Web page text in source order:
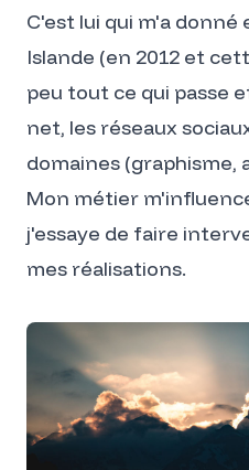
C'est lui qui m'a
Islande (en 2012 et
peu tout ce qui passe
net, les réseaux
domaines (graphisme,
Mon métier
j'essaye de faire
mes réalisations.